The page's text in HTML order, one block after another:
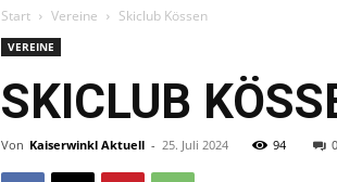
Start Vereine Skiclub Kössen
VEREINE
SKICLUB
Von Kaiserwinkl Aktuell - 25. Juli 2024 94 0